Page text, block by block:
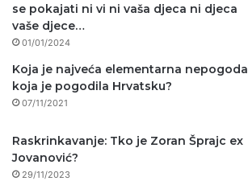
se pokajati ni vi ni vaša djeca ni djeca
vaše djece…
01/01/2024
Koja je najveća elementarna nepogoda
koja je pogodila Hrvatsku?
07/11/2021
Raskrinkavanje: Tko je Zoran Šprajc ex
Jovanović?
29/11/2023